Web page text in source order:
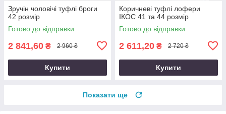
Зручін чоловічі туфлі броги
42 розмір
Готово до відправки
2 841,60 ₴ 2 960 ₴
Купити
Коричневі туфлі лофери
ІКОС 41 та 44 розмір
Готово до відправки
2 611,20 ₴ 2 720 ₴
Купити
Показати ще